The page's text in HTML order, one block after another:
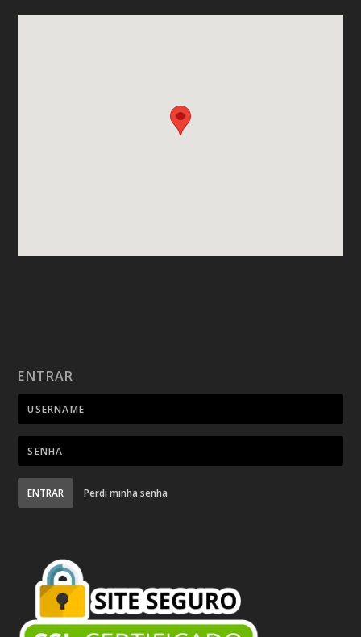
ENTRAR
ENTRAR Perdi minha senha